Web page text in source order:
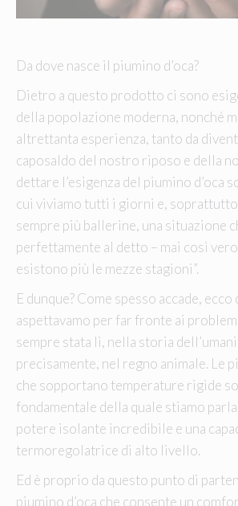
Da dove nasce il piumino d’oca?
Dietro a questo prodotto ci sono
della popolazione moderna, nonché
altrettanta esperienza, tanto da
caposaldo del nostro riposo e della
dettare l’esigenza del piumino d’oca
cui viviamo tutti i giorni e,
sempre più ballerine, una situazione
perfettamente al detto – mai così vero
esistono più le mezze stagioni”.
E dunque? Come spesso accade,
aspettavamo per far fronte ai
sempre stata lì, nella storia
precisamente, nel regno animale. Le
che sopportano temperature rigide
fondamentale della quale stiamo
potere isolante incredibile e una
termoregolatrice di alto livello.
Ed è proprio da questo punto di
piumino d’oca che consente un